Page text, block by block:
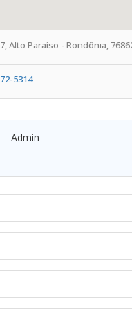
Alto Paraíso - Rondônia,
5314
Admin